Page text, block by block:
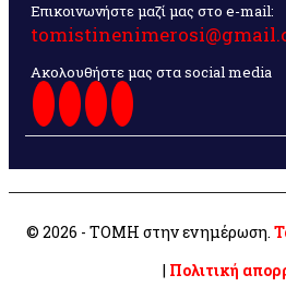
Επικοινωνήστε μαζί μας στο e-mail:
Ακολουθήστε μας στα social media
© 2026 - ΤΟΜΗ στην ενημέρωση.
| Πολιτική